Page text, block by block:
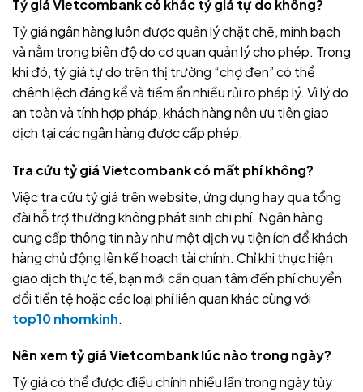
Tỷ giá Vietcombank có khác tỷ giá tự do không?
Tỷ giá ngân hàng luôn được quản lý chặt chẽ, minh bạch
và nằm trong biên độ do cơ quan quản lý cho phép. Trong
khi đó, tỷ giá tự do trên thị trường “chợ đen” có thể
chênh lệch đáng kể và tiềm ẩn nhiều rủi ro pháp lý. Vì lý do
an toàn và tính hợp pháp, khách hàng nên ưu tiên giao
dịch tại các ngân hàng được cấp phép.
Tra cứu tỷ giá Vietcombank có mất phí không?
Việc tra cứu tỷ giá trên website, ứng dụng hay qua tổng
đài hỗ trợ thường không phát sinh chi phí. Ngân hàng
cung cấp thông tin này như một dịch vụ tiện ích để khách
hàng chủ động lên kế hoạch tài chính. Chỉ khi thực hiện
giao dịch thực tế, bạn mới cần quan tâm đến phí chuyển
đổi tiền tệ hoặc các loại phí liên quan khác cùng với
top10 nhomkinh.
Nên xem tỷ giá Vietcombank lúc nào trong ngày?
Tỷ giá có thể được điều chỉnh nhiều lần trong ngày tùy